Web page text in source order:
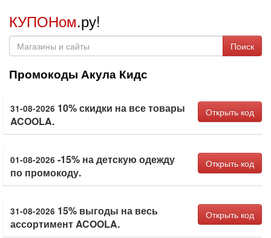
КУПОНом.ру!
Поиск
Промокоды Акула Кидс
31-08-2026 10% скидки на все товары
ACOOLA.
Открыть код
01-08-2026 -15% на детскую одежду
по промокоду.
Открыть код
31-08-2026 15% выгоды на весь
ассортимент ACOOLA.
Открыть код